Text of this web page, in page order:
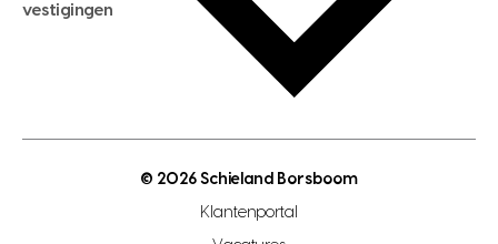
hypotheek bespaarcheck
gratis zoekprofiel aanmaken
open woningwaarde dag
vestigingen
makelaar regio zoetermeer
© 2026 Schieland Borsboom
Klantenportal